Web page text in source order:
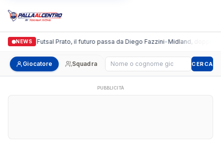
NEWS
Italgronda Futsal Prato, il futuro passa da Diego Fazzini•Midland, doppio
Giocatore Squadra Cerca giocatore CERCA
PUBBLICITÀ